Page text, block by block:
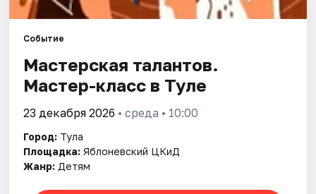
Событие
Мастерская талантов.
Мастер-класс в Туле
23 декабря 2026 • среда • 10:00
Город: Тула
Площадка: Яблоневский ЦКиД
Жанр: Детям